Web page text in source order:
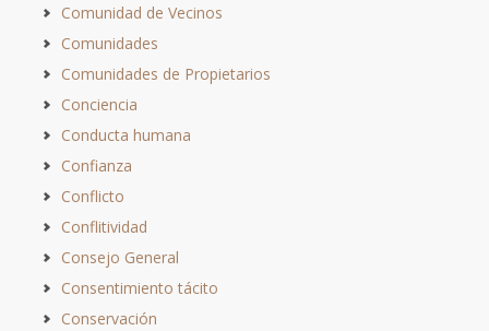
Comunidad de Vecinos
Comunidades
Comunidades de Propietarios
Conciencia
Conducta humana
Confianza
Conflicto
Conflitividad
Consejo General
Consentimiento tácito
Conservación